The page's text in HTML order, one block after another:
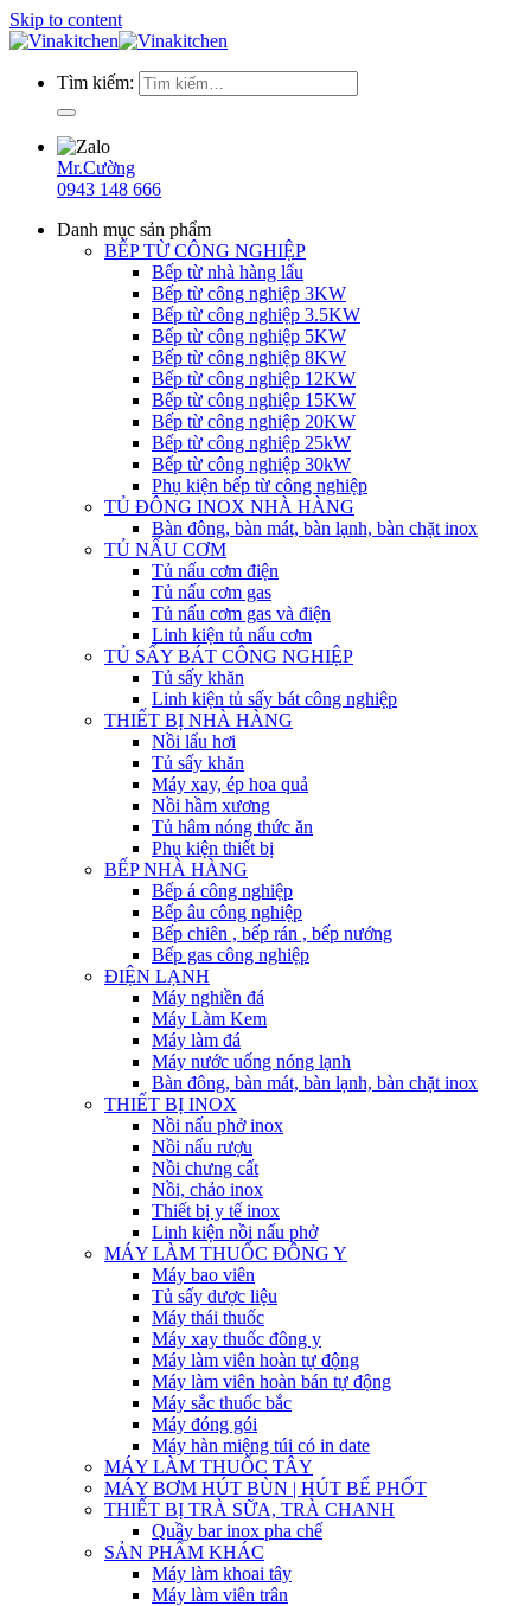
Skip to content
Tìm kiếm:
Mr.Cường
0943 148 666
Danh mục sản phẩm
BẾP TỪ CÔNG NGHIỆP
Bếp từ nhà hàng lẩu
Bếp từ công nghiệp 3KW
Bếp từ công nghiệp 3.5KW
Bếp từ công nghiệp 5KW
Bếp từ công nghiệp 8KW
Bếp từ công nghiệp 12KW
Bếp từ công nghiệp 15KW
Bếp từ công nghiệp 20KW
Bếp từ công nghiệp 25kW
Bếp từ công nghiệp 30kW
Phụ kiện bếp từ công nghiệp
TỦ ĐÔNG INOX NHÀ HÀNG
Bàn đông, bàn mát, bàn lạnh, bàn chặt inox
TỦ NẤU CƠM
Tủ nấu cơm điện
Tủ nấu cơm gas
Tủ nấu cơm gas và điện
Linh kiện tủ nấu cơm
TỦ SẤY BÁT CÔNG NGHIỆP
Tủ sấy khăn
Linh kiện tủ sấy bát công nghiệp
THIẾT BỊ NHÀ HÀNG
Nồi lẩu hơi
Tủ sấy khăn
Máy xay, ép hoa quả
Nồi hầm xương
Tủ hâm nóng thức ăn
Phụ kiện thiết bị
BẾP NHÀ HÀNG
Bếp á công nghiệp
Bếp âu công nghiệp
Bếp chiên , bếp rán , bếp nướng
Bếp gas công nghiệp
ĐIỆN LẠNH
Máy nghiền đá
Máy Làm Kem
Máy làm đá
Máy nước uống nóng lạnh
Bàn đông, bàn mát, bàn lạnh, bàn chặt inox
THIẾT BỊ INOX
Nồi nấu phở inox
Nồi nấu rượu
Nồi chưng cất
Nồi, chảo inox
Thiết bị y tế inox
Linh kiện nồi nấu phở
MÁY LÀM THUỐC ĐÔNG Y
Máy bao viên
Tủ sấy dược liệu
Máy thái thuốc
Máy xay thuốc đông y
Máy làm viên hoàn tự động
Máy làm viên hoàn bán tự động
Máy sắc thuốc bắc
Máy đóng gói
Máy hàn miệng túi có in date
MÁY LÀM THUỐC TÂY
MÁY BƠM HÚT BÙN | HÚT BỂ PHỐT
THIẾT BỊ TRÀ SỮA, TRÀ CHANH
Quầy bar inox pha chế
SẢN PHẨM KHÁC
Máy làm khoai tây
Máy làm viên trân